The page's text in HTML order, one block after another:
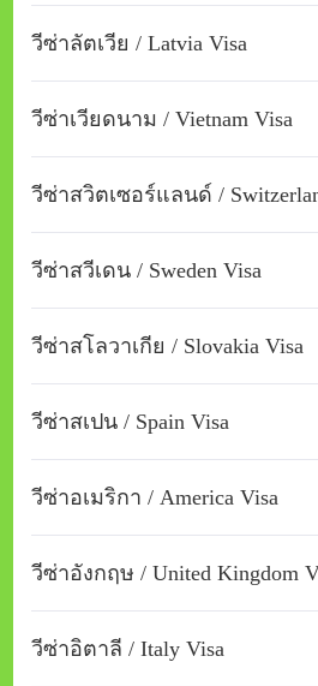
วีซ่าลัตเวีย / Latvia Visa
วีซ่าเวียดนาม / Vietnam Visa
วีซ่าสวิตเซอร์แลนด์ /
วีซ่าสวีเดน / Sweden Visa
วีซ่าสโลวาเกีย / Slovakia Visa
วีซ่าสเปน / Spain Visa
วีซ่าอเมริกา / America Visa
วีซ่าอังกฤษ / United Kingdom
วีซ่าอิตาลี / Italy Visa